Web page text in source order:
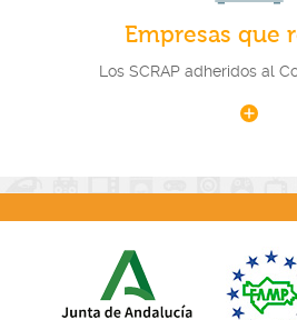
Empresas que
Los SCRAP adheridos al